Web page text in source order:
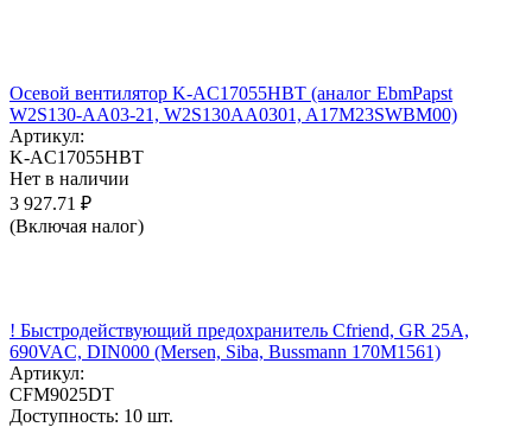
Осевой вентилятор K-AC17055HBT (аналог EbmPapst
W2S130-AA03-21, W2S130AA0301, A17M23SWBM00)
Артикул:
K-AC17055HBT
Нет в наличии
3 927.71 ₽
(Включая налог)
! Быстродействующий предохранитель Cfriend, GR 25А,
690VAC, DIN000 (Mersen, Siba, Bussmann 170M1561)
Артикул:
CFM9025DT
Доступность: 10 шт.